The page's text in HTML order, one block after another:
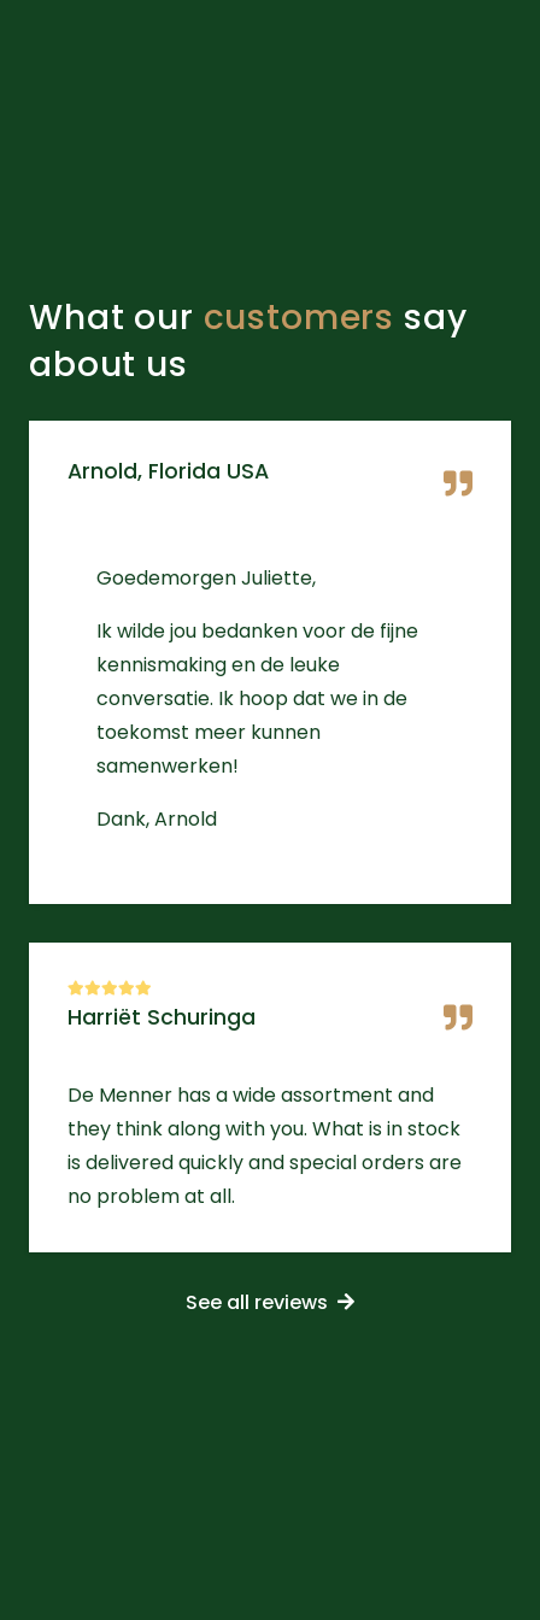
What our customers say
about us
Arnold, Florida USA
Goedemorgen Juliette,
Ik wilde jou bedanken voor de fijne
kennismaking en de leuke
conversatie. Ik hoop dat we in de
toekomst meer kunnen
samenwerken!
Dank, Arnold
Harriët Schuringa
De Menner has a wide assortment and
they think along with you. What is in stock
is delivered quickly and special orders are
no problem at all.
See all reviews